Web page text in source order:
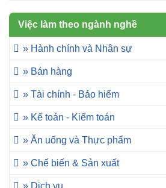
Việc làm theo ngành nghề
» Hành chính và Nhân sự
» Bán hàng
» Tài chính - Bảo hiểm
» Kế toán - Kiểm toán
» Ăn uống và Thực phẩm
» Chế biến & Sản xuất
» Dịch vụ